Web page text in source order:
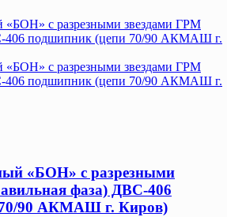
«БОН» с разрезными
фаза) ДВС-406
90 АКМАШ г. Киров)